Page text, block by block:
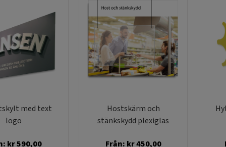
De
olika
alternativen
kan
väljas
varianter.
De
olika
alternativen
kan
väljas
med text
logo
kr590,00
Hostskärm och
stänkskydd plexiglas
Från: kr450,00